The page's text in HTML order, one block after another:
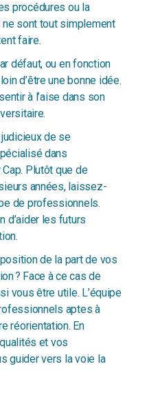
procédures ou la
ne sont tout simplement
faire.
défaut, ou en fonction
d’être une bonne idée.
à l’aise dans son
de se
dans
Cap. Plutôt que de
années, laissez-
de professionnels.
d’aider les futurs
de la part de vos
? Face à ce cas de
vous être utile. L’équipe
aptes à
réorientation. En
et vos
guider vers la voie la